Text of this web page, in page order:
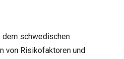
dem schwedischen
von Risikofaktoren und